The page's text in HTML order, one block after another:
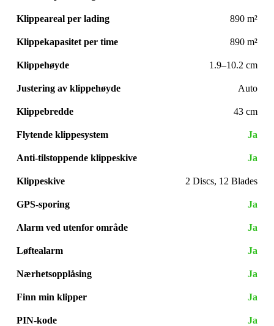
Klippeareal per lading 890 m²
Klippekapasitet per time 890 m²
Klippehøyde 1.9–10.2 cm
Justering av klippehøyde Auto
Klippebredde 43 cm
Flytende klippesystem Ja
Anti-tilstoppende klippeskive Ja
Klippeskive 2 Discs, 12 Blades
GPS-sporing Ja
Alarm ved utenfor område Ja
Løftealarm Ja
Nærhetsopplåsing Ja
Finn min klipper Ja
PIN-kode Ja